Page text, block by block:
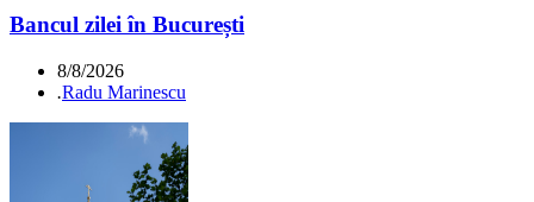
Bancul zilei în București
8/8/2026
.Radu Marinescu